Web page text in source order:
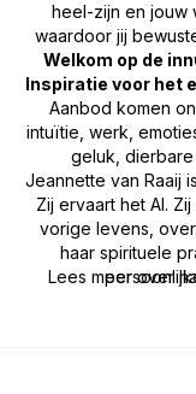
heel-zijn en jouw
waardoor jij
Welkom op de
Inspiratie voor het
Aanbod komen
intuïtie, werk,
geluk,
Jeannette van Raaij
Zij ervaart het Al.
vorige levens,
haar spirituele
Lees meer over